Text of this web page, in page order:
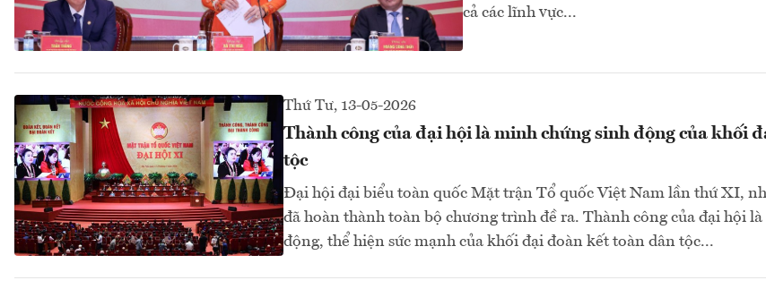
cả các lĩnh vực...
Thứ Tư, 13-05-2026
Thành công của đại hội là minh chứng sinh động của khối
tộc
Đại hội đại biểu toàn quốc Mặt trận Tổ quốc Việt Nam lần thứ XI,
đã hoàn thành toàn bộ chương trình đề ra. Thành công của đại hội
động, thể hiện sức mạnh của khối đại đoàn kết toàn dân tộc...